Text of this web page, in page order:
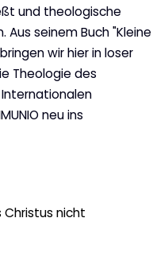
und theologische
seinem Buch "Kleine
wir hier in loser
Theologie des
neu ins
Christus nicht